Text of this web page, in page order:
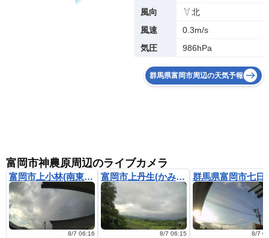
風向
北
風速
0.3m/s
気圧
986hPa
群馬県富岡市周辺の天気予報
富岡市神農原周辺のライブカメラ
富岡市上小林(南東方向の空)
8/7 06:16
富岡市上丹生(かみにゅう)
8/7 06:15
群馬県富岡市七日
8/7